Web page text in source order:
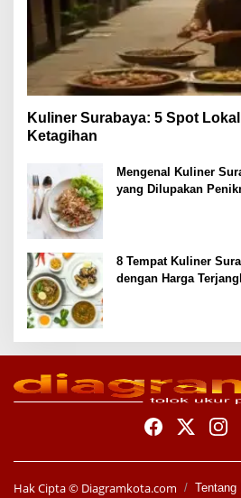
Kuliner Surabaya: 5 Spot
Ketagihan
Mengenal Kuliner
yang Dilupakan
8 Tempat Kuliner
dengan Harga
Hak Cipta © Diagramkota.com Tentang